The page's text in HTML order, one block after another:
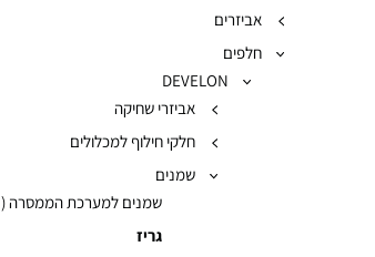
אביזרים
חלפים
DEVELON
אביזרי שחיקה
חלקי חילוף למכלולים
שמנים
שמנים למערכת הממסרה (גיר)
גריז